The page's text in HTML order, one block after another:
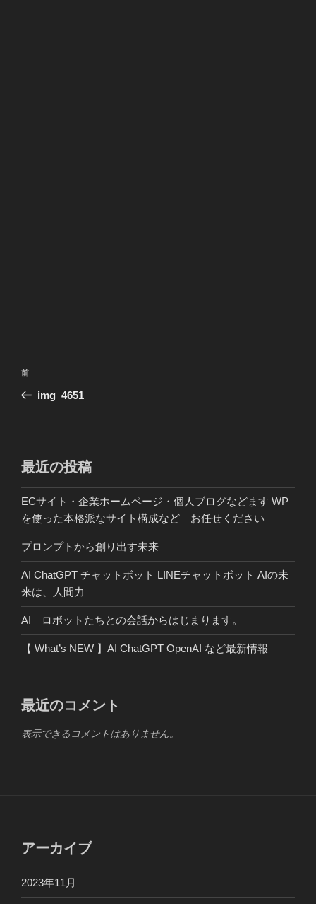
投
ナ
ー
シ
ョ
ン
前
の
前
img_4651
最近の投稿
ECサイト・企業ホームページ・個人ブログなどます WP
を使った本格派なサイト構成など お任せください
プロンプトから創り出す未来
AI ChatGPT チャットボット LINEチャットボット AIの未
来は、人間力
AI ロボットたちとの会話からはじまります。
【 What’s NEW 】AI ChatGPT OpenAI など最新情報
最近のコメント
表示できるコメントはありません。
アーカイブ
2023年11月